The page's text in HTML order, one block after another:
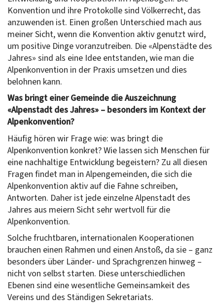
Konvention und ihre Protokolle sind Völkerrecht, das
anzuwenden ist. Einen großen Unterschied mach aus
meiner Sicht, wenn die Konvention aktiv genutzt wird,
um positive Dinge voranzutreiben. Die «Alpenstädte des
Jahres» sind als eine Idee entstanden, wie man die
Alpenkonvention in der Praxis umsetzen und dies
belohnen kann.
Was bringt einer Gemeinde die Auszeichnung
«Alpenstadt des Jahres» – besonders im Kontext der
Alpenkonvention?
Häufig hören wir Frage wie: was bringt die
Alpenkonvention konkret? Wie lassen sich Menschen für
eine nachhaltige Entwicklung begeistern? Zu all diesen
Fragen findet man in Alpengemeinden, die sich die
Alpenkonvention aktiv auf die Fahne schreiben,
Antworten. Daher ist jede einzelne Alpenstadt des
Jahres aus meiern Sicht sehr wertvoll für die
Alpenkonvention.
Solche fruchtbaren, internationalen Kooperationen
brauchen einen Rahmen und einen Anstoß, da sie – ganz
besonders über Länder- und Sprachgrenzen hinweg –
nicht von selbst starten. Diese unterschiedlichen
Ebenen sind eine wesentliche Gemeinsamkeit des
Vereins und des Ständigen Sekretariats.